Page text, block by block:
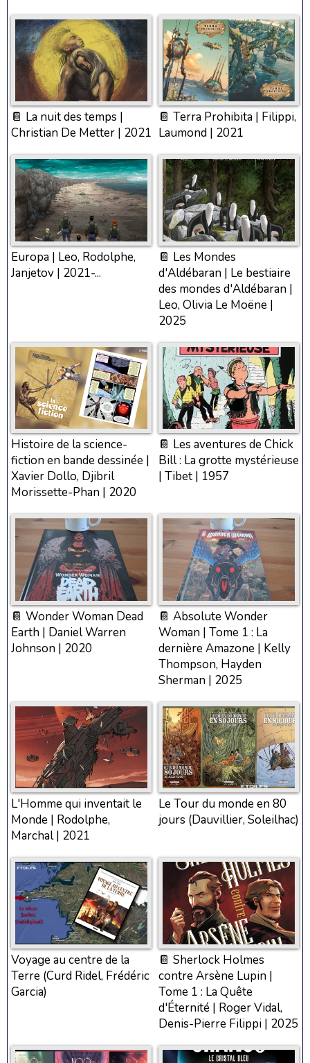
📔 La nuit des temps |
Christian De Metter | 2021
📔 Terra Prohibita | Filippi,
Laumond | 2021
Europa | Leo, Rodolphe,
Janjetov | 2021-...
📔 Les Mondes
d'Aldébaran | Le bestiaire
des mondes d'Aldébaran |
Leo, Olivia Le Moëne |
2025
Histoire de la science-
fiction en bande dessinée |
Xavier Dollo, Djibril
Morissette-Phan | 2020
📔 Les aventures de Chick
Bill : La grotte mystérieuse
| Tibet | 1957
📔 Wonder Woman Dead
Earth | Daniel Warren
Johnson | 2020
📔 Absolute Wonder
Woman | Tome 1 : La
dernière Amazone | Kelly
Thompson, Hayden
Sherman | 2025
L'Homme qui inventait le
Monde | Rodolphe,
Marchal | 2021
Le Tour du monde en 80
jours (Dauvillier, Soleilhac)
Voyage au centre de la
Terre (Curd Ridel, Frédéric
Garcia)
📔 Sherlock Holmes
contre Arsène Lupin |
Tome 1 : La Quête
d'Éternité | Roger Vidal,
Denis-Pierre Filippi | 2025